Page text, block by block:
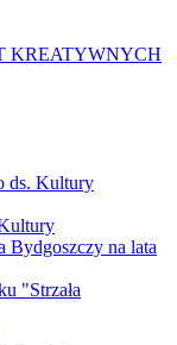
KREATYWNYCH
ds. Kultury
Bydgoszczy na lata
"Strzała